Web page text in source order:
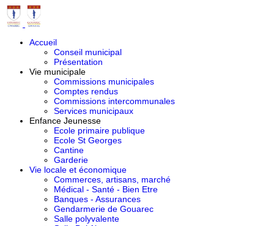
Accueil
Conseil municipal
Présentation
Vie municipale
Commissions municipales
Comptes rendus
Commissions intercommunales
Services municipaux
Enfance Jeunesse
Ecole primaire publique
Ecole St Georges
Cantine
Garderie
Vie locale et économique
Commerces, artisans, marché
Médical - Santé - Bien Etre
Banques - Assurances
Gendarmerie de Gouarec
Salle polyvalente